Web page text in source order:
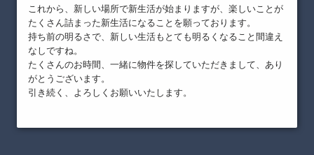
これから、新しい場所で新生活が始まりますが、楽しいことが
たくさん詰まった新生活になることを願っております。
持ち前の明るさで、新しい生活もとても明るくなること間違え
なしですね。
たくさんのお時間、一緒に物件を探していただきまして、あり
がとうございます。
引き続く、よろしくお願いいたします。